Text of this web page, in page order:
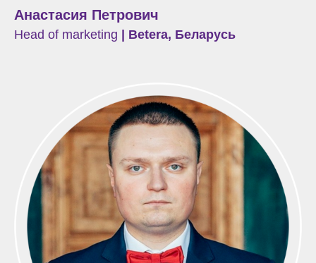
Анастасия Петрович
Head of marketing | Betera, Беларусь